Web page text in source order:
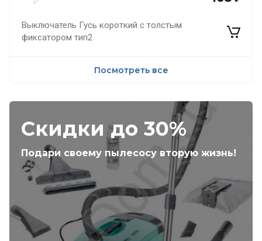
Выключатель Гусь короткий с толстым
фиксатором тип2
Посмотреть все
Скидки до 30%
Подари своему пылесосу вторую жизнь!